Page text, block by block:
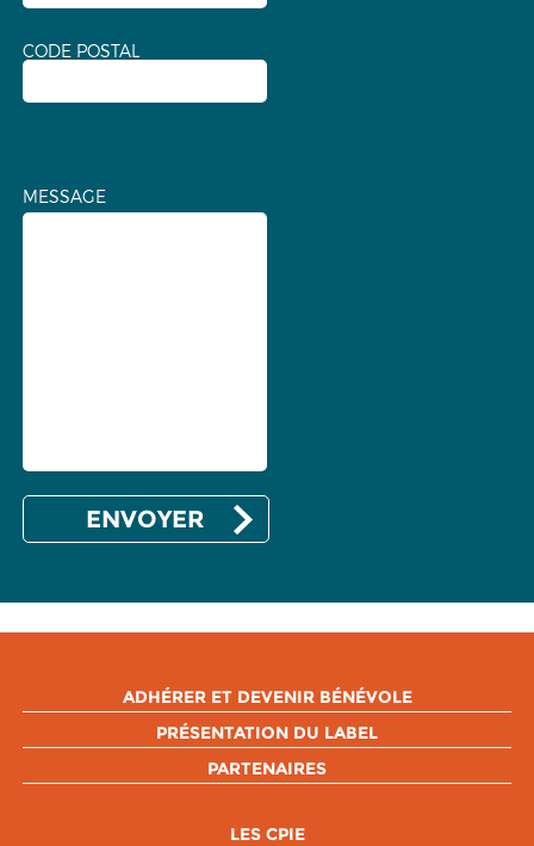
CODE POSTAL
MESSAGE
ADHÉRER ET DEVENIR BÉNÉVOLE
PRÉSENTATION DU LABEL
PARTENAIRES
LES CPIE